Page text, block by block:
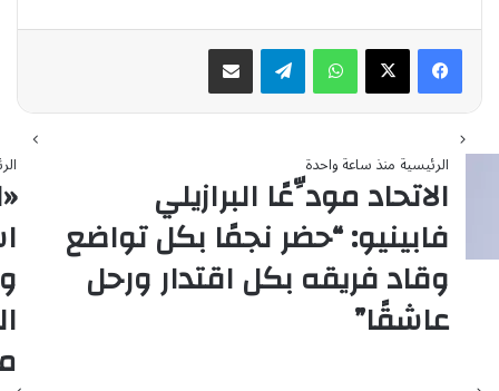
واتسابتيلقرام مشاركة عبر البريد
الرئيسية منذ ساعة واحدة
الاتحاد مودِّعًا البرازيلي
فابينيو: “حضر نجمًا بكل تواضع
وقاد فريقه بكل اقتدار ورحل
عاشقًا”